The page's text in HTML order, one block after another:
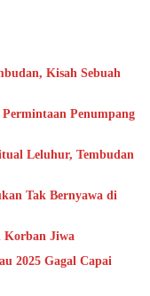
Kisah Sebuah
Penumpang
Leluhur, Tembudan
Tak Bernyawa di
Korban Jiwa
2025 Gagal Capai